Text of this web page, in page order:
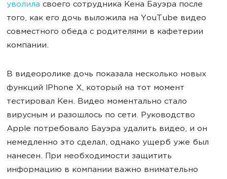
уволила своего сотрудника Кена Бауэра после
того, как его дочь выложила на YouTube видео
совместного обеда с родителями в кафетерии
компании.
В видеоролике дочь показала несколько новых
функций IPhone X, который на тот момент
тестировал Кен. Видео моментально стало
вирусным и разошлось по сети. Руководство
Apple потребовало Бауэра удалить видео, и он
немедленно это сделал, однако ущерб уже был
нанесен. При необходимости защитить
информацию в компании важно внимательно